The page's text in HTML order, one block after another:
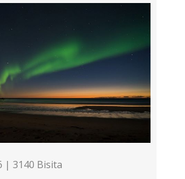
| 3140 Bisita